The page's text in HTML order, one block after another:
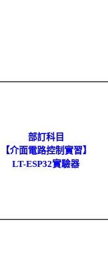
部訂科目
【介面電路控制實習】
LT-ESP32實驗器